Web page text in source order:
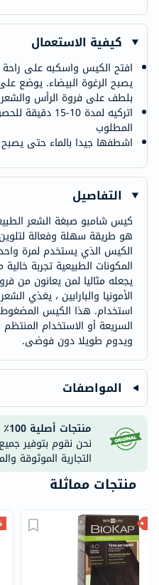
كيفية الاستعمال
افتح الكيس واسكبه على راحة
يصبح الرغوة البيضاء. يوضع
بلطف على فروة الرأس
اتركيه لمدة 10-
المطلوب
اشطفها جيدا بالماء حتى يصبح
التفاصيل
كيس شامبو صبغة الشعر
هو طريقة سهلة وفعالة
الكيس الذي يستخدم لمرة
المكونات الطبيعية تجربة خالية
يجعله مثاليا لمن يعانون
الأمونيا والبارابين ، يغذي
استخدام. هذا الكيس
السريعة أو الاستخدام المنتظم
ويدوم طويلا دون فوضى.
المواصفات
منتجات أصلية 100٪
نحن نقوم بتوفير
التجارية الموثوقة
منتجات مماثلة